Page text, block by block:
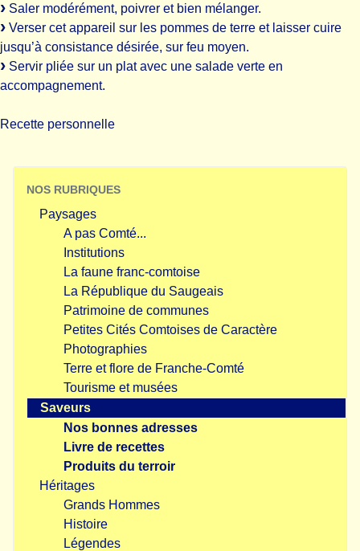
Saler modérément, poivrer et bien mélanger.
Verser cet appareil sur les pommes de terre et laisser cuire
jusqu’à consistance désirée, sur feu moyen.
Servir pliée sur un plat avec une salade verte en
accompagnement.
Recette personnelle
NOS RUBRIQUES
Paysages
A pas Comté...
Institutions
La faune franc-comtoise
La République du Saugeais
Patrimoine de communes
Petites Cités Comtoises de Caractère
Photographies
Terre et flore de Franche-Comté
Tourisme et musées
Saveurs
Nos bonnes adresses
Livre de recettes
Produits du terroir
Héritages
Grands Hommes
Histoire
Légendes